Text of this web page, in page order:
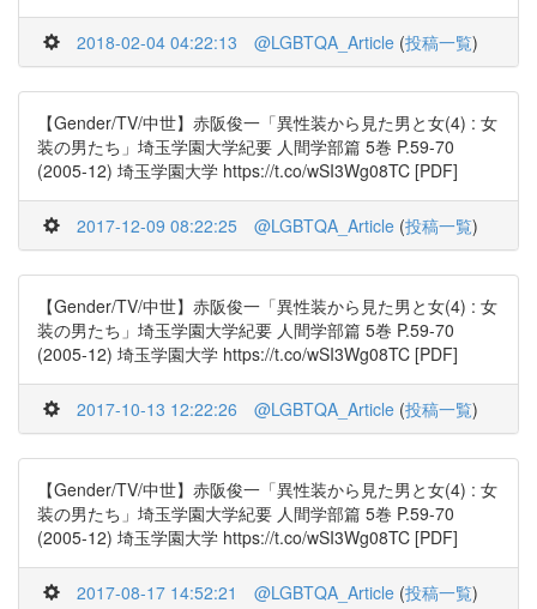
2018-02-04 04:22:13 @LGBTQA_Article (投稿一覧)
【Gender/TV/中世】赤阪俊一「異性装から見た男と女(4) : 女
装の男たち」埼玉学園大学紀要 人間学部篇 5巻 P.59-70
(2005-12) 埼玉学園大学 https://t.co/wSI3Wg08TC [PDF]
2017-12-09 08:22:25 @LGBTQA_Article (投稿一覧)
【Gender/TV/中世】赤阪俊一「異性装から見た男と女(4) : 女
装の男たち」埼玉学園大学紀要 人間学部篇 5巻 P.59-70
(2005-12) 埼玉学園大学 https://t.co/wSI3Wg08TC [PDF]
2017-10-13 12:22:26 @LGBTQA_Article (投稿一覧)
【Gender/TV/中世】赤阪俊一「異性装から見た男と女(4) : 女
装の男たち」埼玉学園大学紀要 人間学部篇 5巻 P.59-70
(2005-12) 埼玉学園大学 https://t.co/wSI3Wg08TC [PDF]
2017-08-17 14:52:21 @LGBTQA_Article (投稿一覧)